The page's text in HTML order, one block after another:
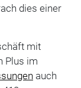
dies einer
mit
Plus im
auch